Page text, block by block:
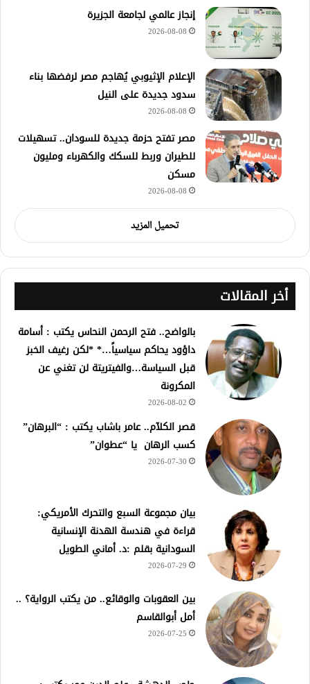
إنجاز عالمي لجامعة الجزيرة
2026-08-08
الإعلام الإثيوبي يُهاجم مصر لرفضها بناء
سدود جديدة على النيل
2026-08-08
مصر تفتح حزمة جديدة للسودان.. تسهيلات
للطيران وربط للسكك والكهرباء ومليون
مسكن
2026-08-08
تحميل المزيد
أخر المقالات
بالواضح.. فتح الرحمن النحاس يكتب : أسامة
داؤود يحاكم سياسياً…* *لكن رغيف الخبز
قبل السياسة…والفيتريتة لن تغني عن
المكرونة
2026-08-02
قصر الكلآم.. عامر باشاب يكتب : “البرهان”
كسب الرهان يا “عطوان”
2026-07-30
بيان مجموعة السبع والتحرك الأمريكي:
قراءة في هندسة الهدنة الإنسانية
السودانية بقلم :د. أماني الطويل
2026-07-29
بين العقوبات والوقائع.. من يكتب الرواية؟ ..
أمل أبوالقاسم
2026-07-25